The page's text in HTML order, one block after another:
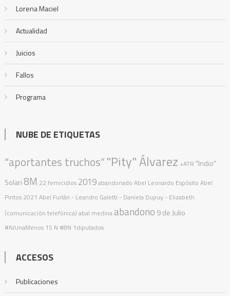
Lorena Maciel
Actualidad
Juicios
Fallos
Programa
NUBE DE ETIQUETAS
“aportantes truchos”"Pity" Álvarez +ATR "Indio"
Solari8M 22 femicidios 2019abandonado Abel Leonardo Espósito Abel
Pintos 2021 Abel Furlán - Leandro Galetti - Daniela Dupuy - Elizabeth
(comunicación telefónica) abal medinaabandono 9 de Julio
#NiUnaMenos 15 N #8N 1diputados
ACCESOS
Publicaciones